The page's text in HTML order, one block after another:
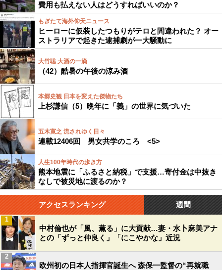
費用も払えない人はどうすればいいのか？
もぎたて海外仰天ニュース
ヒーローに仮装したつもりがテロと間違われた？ オー
ストラリアで起きた逮捕劇が一大騒動に
大竹聡 大酒の一滴
（42）酷暑の午後の涼み酒
本郷史観 日本を変えた傑物たち
上杉謙信（5）晩年に「義」の世界に気づいた
五木寛之 流されゆく日々
連載12406回 男女共学のころ <5>
人生100年時代の歩き方
熊本地震に「ふるさと納税」で支援…寄付金は中抜き
なしで被災地に渡るのか？
アクセスランキング 週間
中村倫也が「風、薫る」に大貢献…妻・水卜麻美アナ
との「ずっと仲良く」「にこやかな」近況
1
欧州初の日本人指揮官誕生へ 森保一監督の“再就職
2